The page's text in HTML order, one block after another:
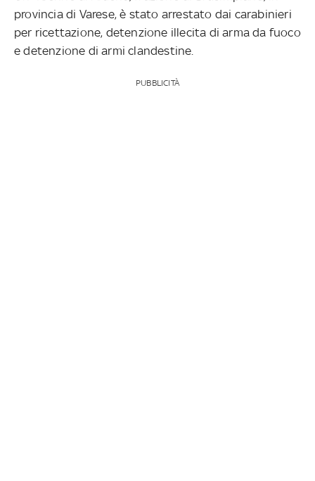
provincia di Varese, è stato arrestato dai carabinieri
per ricettazione, detenzione illecita di arma da fuoco
e detenzione di armi clandestine.
PUBBLICITÀ